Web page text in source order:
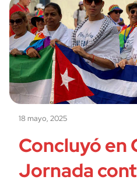
18 mayo, 2025
Concluyó en
Jornada